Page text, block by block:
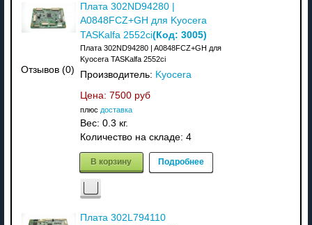
Отзывов (0)
Плата 302ND94280 |
A0848FCZ+GH для Kyocera
TASKalfa 2552ci(Код: 3005)
Плата 302ND94280 | A0848FCZ+GH для
Kyocera TASKalfa 2552ci
Производитель: Kyocera
Цена: 7500 руб
плюс доставка
Вес: 0.3 кг.
Количество на складе: 4
В корзину Подробнее
Плата 302L794110